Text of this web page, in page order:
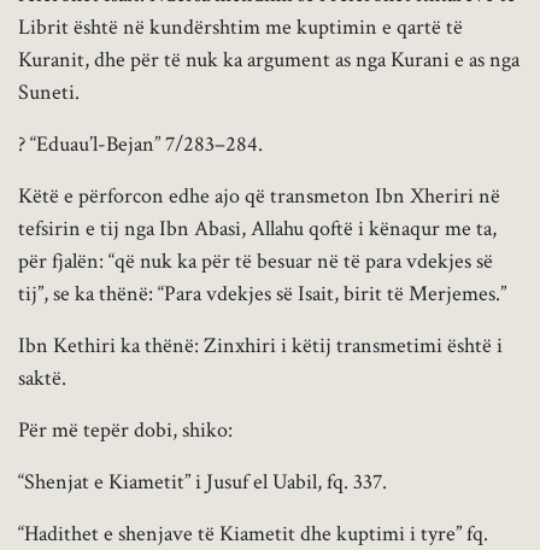
Librit është në kundërshtim me kuptimin e qartë të
Kuranit, dhe për të nuk ka argument as nga Kurani e as nga
Suneti.
? “Eduau’l-Bejan” 7/283–284.
Këtë e përforcon edhe ajo që transmeton Ibn Xheriri në
tefsirin e tij nga Ibn Abasi, Allahu qoftë i kënaqur me ta,
për fjalën: “që nuk ka për të besuar në të para vdekjes së
tij”, se ka thënë: “Para vdekjes së Isait, birit të Merjemes.”
Ibn Kethiri ka thënë: Zinxhiri i këtij transmetimi është i
saktë.
Për më tepër dobi, shiko:
“Shenjat e Kiametit” i Jusuf el Uabil, fq. 337.
“Hadithet e shenjave të Kiametit dhe kuptimi i tyre” fq.